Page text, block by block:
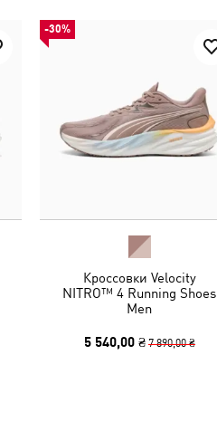
-30%
Кроссовки Velocity
NITRO™ 4 Running Shoes
Men
5 540,00 ₴ 7 890,00 ₴